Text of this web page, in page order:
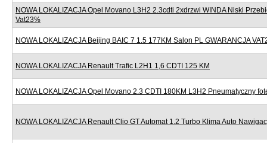
NOWA LOKALIZACJA Opel Movano L3H2 2.3cdti 2xdrzwi WINDA Niski
Vat23%
NOWA LOKALIZACJA Beijing BAIC 7 1.5 177KM Salon PL GWARANCJA
NOWA LOKALIZACJA Renault Trafic L2H1 1,6 CDTI 125 KM
NOWA LOKALIZACJA Opel Movano 2.3 CDTI 180KM L3H2 Pneumatyczny
NOWA LOKALIZACJA Renault Clio GT Automat 1.2 Turbo Klima Auto